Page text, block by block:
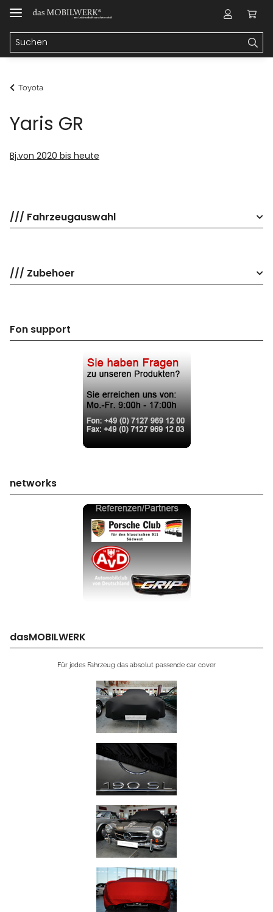
Toyota
Yaris GR
Bj.von 2020 bis heute
/// Fahrzeugauswahl
/// Zubehoer
Fon support
networks
dasMOBILWERK
Für jedes Fahrzeug das absolut passende car cover